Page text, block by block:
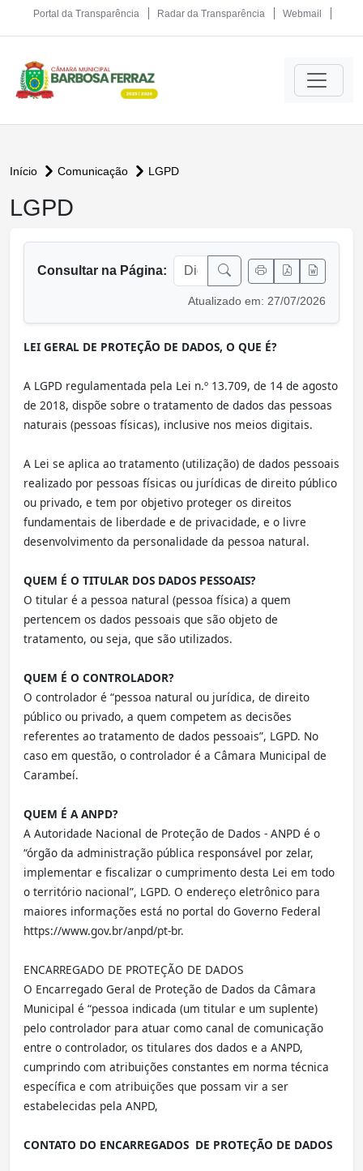
Portal da Transparência Radar da Transparência Webmail
Início Comunicação LGPD
conteúdo principal
LGPD
Consultar na Página:
Atualizado em: 27/07/2026
LEI GERAL DE PROTEÇÃO DE DADOS, O QUE É?
A LGPD regulamentada pela Lei n.º 13.709, de 14 de agosto
de 2018, dispõe sobre o tratamento de dados das pessoas
naturais (pessoas físicas), inclusive nos meios digitais.
A Lei se aplica ao tratamento (utilização) de dados pessoais
realizado por pessoas físicas ou jurídicas de direito público
ou privado, e tem por objetivo proteger os direitos
fundamentais de liberdade e de privacidade, e o livre
desenvolvimento da personalidade da pessoa natural.
QUEM É O TITULAR DOS DADOS PESSOAIS?
O titular é a pessoa natural (pessoa física) a quem
pertencem os dados pessoais que são objeto de
tratamento, ou seja, que são utilizados.
QUEM É O CONTROLADOR?
O controlador é “pessoa natural ou jurídica, de direito
público ou privado, a quem competem as decisões
referentes ao tratamento de dados pessoais”, LGPD. No
caso em questão, o controlador é a Câmara Municipal de
Carambeí.
QUEM É A ANPD?
A Autoridade Nacional de Proteção de Dados - ANPD é o
“órgão da administração pública responsável por zelar,
implementar e fiscalizar o cumprimento desta Lei em todo
o território nacional”, LGPD. O endereço eletrônico para
maiores informações está no portal do Governo Federal
https://www.gov.br/anpd/pt-br.
ENCARREGADO DE PROTEÇÃO DE DADOS
O Encarregado Geral de Proteção de Dados da Câmara
Municipal é “pessoa indicada (um titular e um suplente)
pelo controlador para atuar como canal de comunicação
entre o controlador, os titulares dos dados e a ANPD,
cumprindo com atribuições constantes em norma técnica
específica e com atribuições que possam vir a ser
estabelecidas pela ANPD,
CONTATO DO ENCARREGADOS DE PROTEÇÃO DE DADOS